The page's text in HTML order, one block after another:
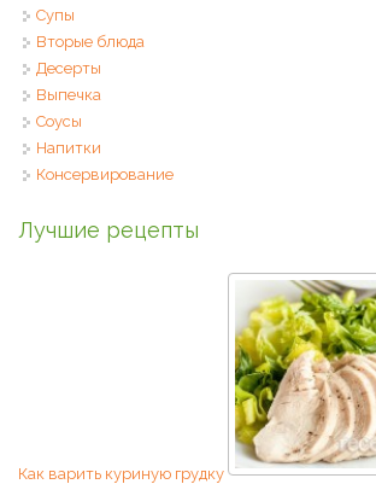
Супы
Вторые блюда
Десерты
Выпечка
Соусы
Напитки
Консервирование
Лучшие рецепты
Как варить куриную грудку